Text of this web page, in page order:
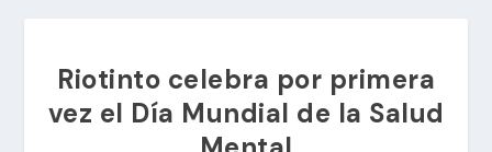
Riotinto celebra por primera
vez el Día Mundial de la Salud